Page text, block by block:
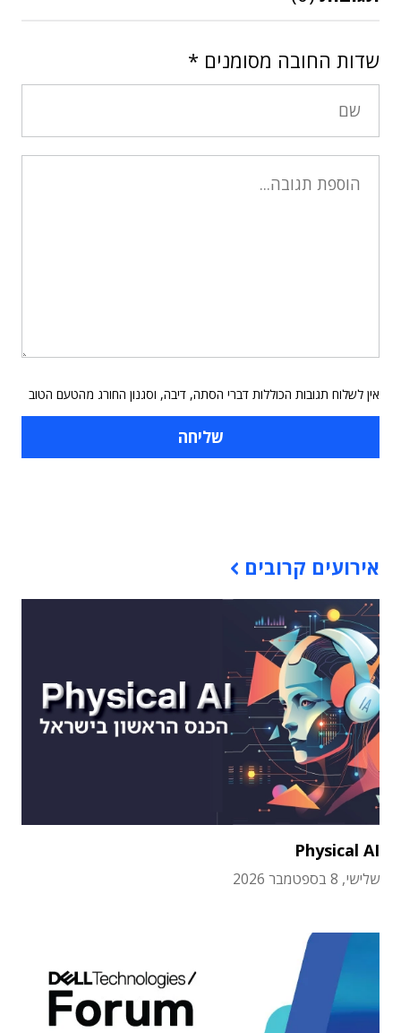
שדות החובה מסומנים *
אין לשלוח תגובות הכוללות דברי הסתה, דיבה, וסגנון החורג מהטעם הטוב
אירועים קרובים
Physical AI
שלישי, 8 בספטמבר 2026